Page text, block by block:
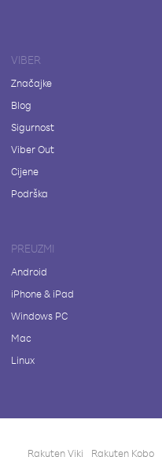
VIBER
Značajke
Blog
Sigurnost
Viber Out
Cijene
Podrška
PREUZMI
Android
iPhone & iPad
Windows PC
Mac
Linux
Rakuten Viki Rakuten Kobo